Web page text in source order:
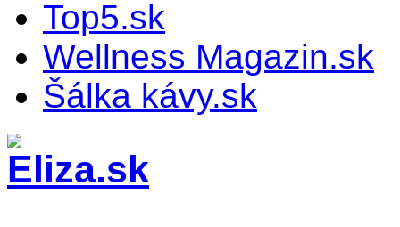
Top5.sk
Wellness Magazin.sk
Šálka kávy.sk